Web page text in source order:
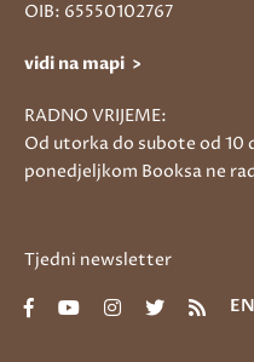
OIB: 65550102767
vidi na mapi >
RADNO VRIJEME:
Od utorka do subote od 10
ponedjeljkom Booksa ne
Tjedni newsletter